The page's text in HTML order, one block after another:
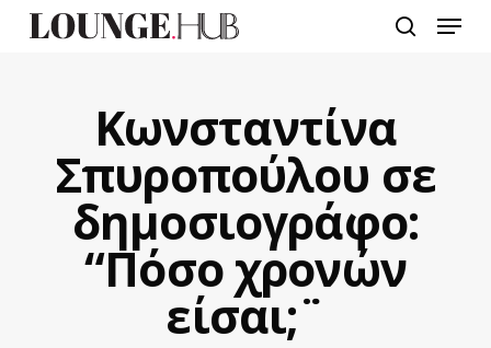
Menu
Κωνσταντίνα
Σπυροπούλου σε
δημοσιογράφο:
“Πόσο χρονών
είσαι;¨